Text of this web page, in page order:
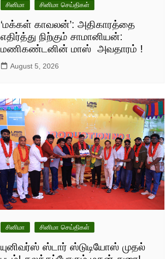
சினிமா சினிமா செய்திகள்
‘மக்கள் காவலன்’: அதிகாரத்தை
எதிர்த்து நிற்கும் சாமானியன்:
மணிகண்டனின் மாஸ் அவதாரம் !
August 5, 2026
சினிமா சினிமா செய்திகள்
யுனிவர்ஸ் ஸ்டார் ஸ்டுடியோஸ் முதல்